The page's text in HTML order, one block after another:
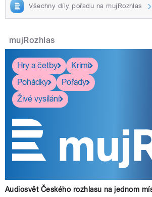
Všechny díly pořadu na mujRozhlas
mujRozhlas
Hry a četby
Krimi
Pohádky
Pořady
Živé vysílání
Audiosvět Českého rozhlasu na jednom